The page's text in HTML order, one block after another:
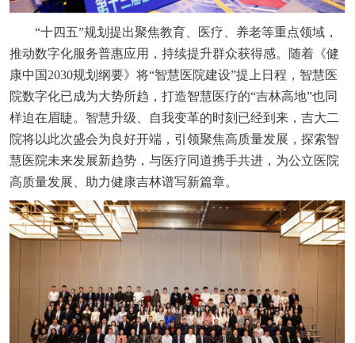
“十四五”规划提出聚焦教育、医疗、养老等重点领域，
推动数字化服务普惠应用，持续提升群众获得感。随着《健
康中国2030规划纲要》将“智慧医院建设”提上日程，智慧医
院数字化已成为大势所趋，打造智慧医疗的“吉林高地”也同
样迫在眉睫。智慧升级、自我变革的时刻已经到来，吉大二
院将以此次盛会为良好开端，引领聚焦高质量发展，探索智
慧医院未来发展新趋势，与医疗同道携手共进，为公立医院
高质量发展、助力健康吉林谱写新篇章。